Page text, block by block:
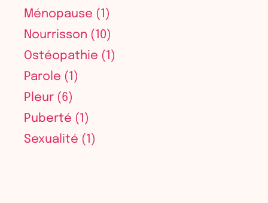
Ménopause (1)
Nourrisson (10)
Ostéopathie (1)
Parole (1)
Pleur (6)
Puberté (1)
Sexualité (1)